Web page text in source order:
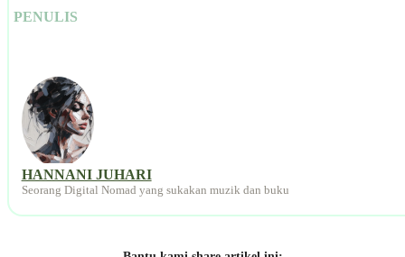
PENULIS
HANNANI JUHARI
Seorang Digital Nomad yang sukakan muzik dan buku